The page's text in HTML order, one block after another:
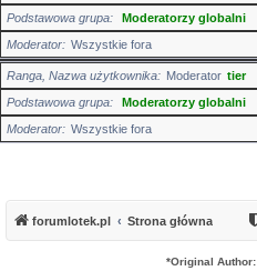
Podstawowa grupa
Moderatorzy globalni
Moderator
Wszystkie fora
Ranga, Nazwa użytkownika Moderator tier
Podstawowa grupa
Moderatorzy globalni
Moderator
Wszystkie fora
forumlotek.pl Strona główna
*Original Author: